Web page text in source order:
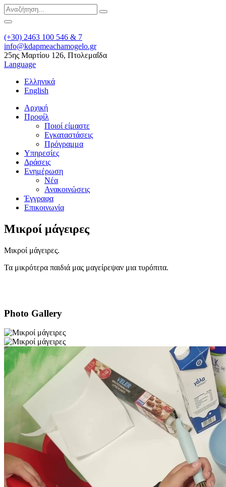
(+30) 2463 100 546 & 7
info@kdapmeachamogelo.gr
25ης Μαρτίου 126, Πτολεμαΐδα
Language
Ελληνικά
English
Αρχική
Προφίλ
Ποιοί είμαστε
Εγκαταστάσεις
Πρόγραμμα
Υπηρεσίες
Δράσεις
Ενημέρωση
Νέα
Ανακοινώσεις
Έγγραφα
Επικοινωνία
Μικροί μάγειρες
Μικροί μάγειρες.
Τα μικρότερα παιδιά μας μαγείρεψαν μια τυρόπιτα.
Photo Gallery